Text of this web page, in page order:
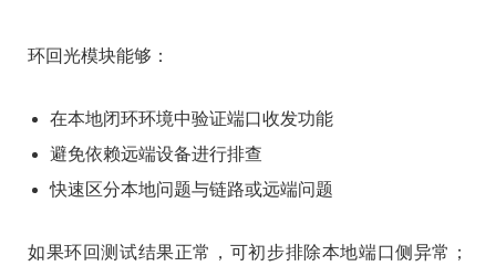
环回光模块能够：
在本地闭环环境中验证端口收发功能
避免依赖远端设备进行排查
快速区分本地问题与链路或远端问题
如果环回测试结果正常，可初步排除本地端口侧异常；